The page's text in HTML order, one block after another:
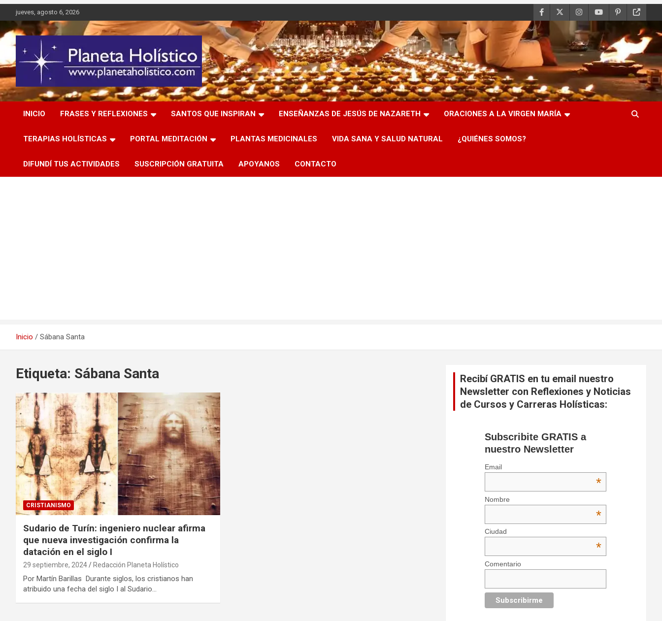
Saltar
al
contenido
jueves, agosto 6, 2026
Planeta Holístico
Difusión de espiritualidad, terapias alternativas holísticas,
cursos, talleres y seminarios
INICIO
FRASES Y REFLEXIONES SANTOS QUE INSPIRAN ENSEÑANZAS DE JESÚS DE NAZARETH ORACIONES A LA VIRGEN MARÍA
TERAPIAS HOLÍSTICAS PORTAL MEDITACIÓN PLANTAS MEDICINALES VIDA SANA Y SALUD NATURAL ¿QUIÉNES SOMOS?
DIFUNDÍ TUS ACTIVIDADES SUSCRIPCIÓN GRATUITA APOYANOS CONTACTO
Inicio Sábana Santa
Etiqueta: Sábana Santa
CRISTIANISMO
Sudario de Turín: ingeniero nuclear afirma
que nueva investigación confirma la
datación en el siglo I
29 septiembre, 2024 Redacción Planeta Holístico
Por Martín Barillas Durante siglos, los cristianos han
atribuido una fecha del siglo I al Sudario…
Recibí GRATIS en tu email nuestro
Newsletter con Reflexiones y Noticias
de Cursos y Carreras Holísticas:
Subscribite GRATIS a
nuestro Newsletter
Email
*
Nombre
*
Ciudad
*
Comentario